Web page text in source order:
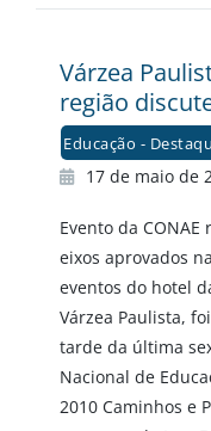
Várzea
região
Educação -
17 de maio de
Evento da
eixos aprovados
eventos do hotel
Várzea Paulista,
tarde da última
Nacional de
2010 Caminhos e